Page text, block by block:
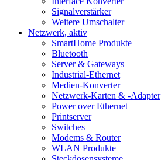
Signalverstärker
Weitere Umschalter
Netzwerk, aktiv
SmartHome Produkte
Bluetooth
Server & Gateways
Industrial-Ethernet
Medien-Konverter
Netzwerk-Karten & -Adapter
Power over Ethernet
Printserver
Switches
Modems & Router
WLAN Produkte